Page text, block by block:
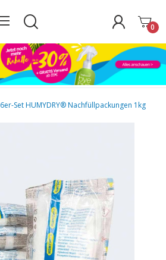
0
6er-Set HUMYDRY® Nachfüllpackungen 1kg